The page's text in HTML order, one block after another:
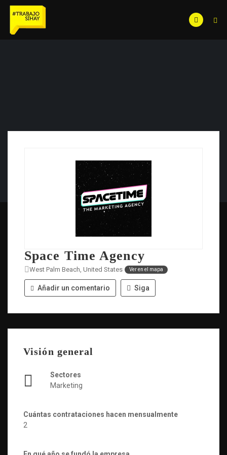
Space Time Agency
West Palm Beach, United States Ver en el mapa
Añadir un comentario Siga
Visión general
Sectores
Marketing
Cuántas contrataciones hacen mensualmente
2